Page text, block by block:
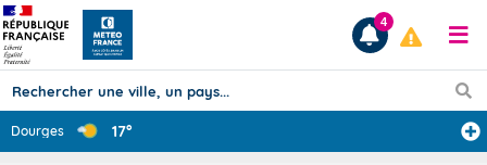
Prévisions
4
Dourges 17°